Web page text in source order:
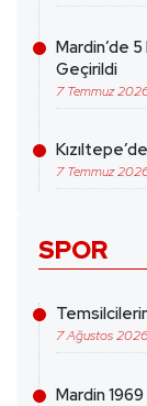
Mardin’de
Geçirildi
7 Temmuz
7 Temmuz
SPOR
7 Ağustos 2026
Mardin 1969